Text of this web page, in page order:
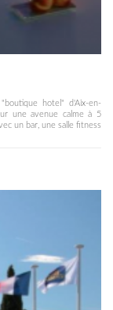
hotel" d'Aix-en-
une avenue calme à 5
un bar, une salle fitness